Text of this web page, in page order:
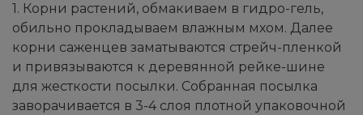
1. Корни растений, обмакиваем в гидро-гель,
обильно прокладываем влажным мхом. Далее
корни саженцев заматываются стрейч-пленкой
и привязываются к деревянной рейке-шине
для жесткости посылки. Собранная посылка
заворачивается в 3-4 слоя плотной упаковочной